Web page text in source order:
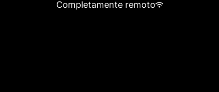
Completamente remoto